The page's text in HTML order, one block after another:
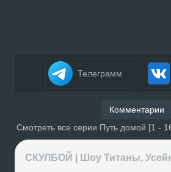
Телеграмм
Комментарии
Смотреть все серии Путь домой [1 -